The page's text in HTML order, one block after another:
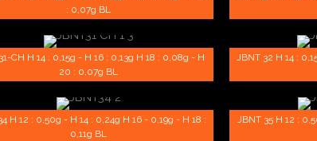
: 0,07g BL
CH H 14 : 0,15g - H 16 : 0,13g H 18 : 0,08g - H
20 : 0,07g BL
JBNT 32 H 14 :
H 12 : 0,50g - H 14 : 0,24g H 16 - 0,19g - H 18 :
0,11g BL
JBNT 35 H 12 :